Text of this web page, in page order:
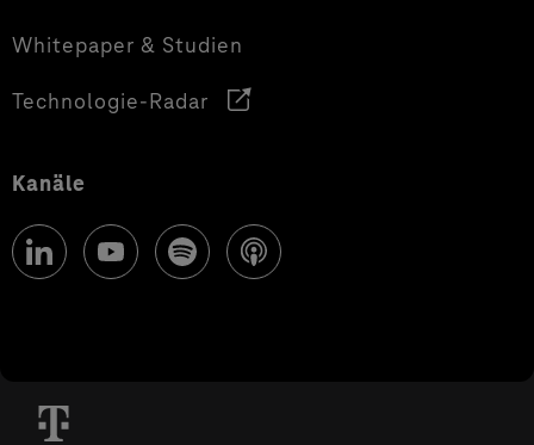
Whitepaper & Studien
Technologie-Radar
Kanäle